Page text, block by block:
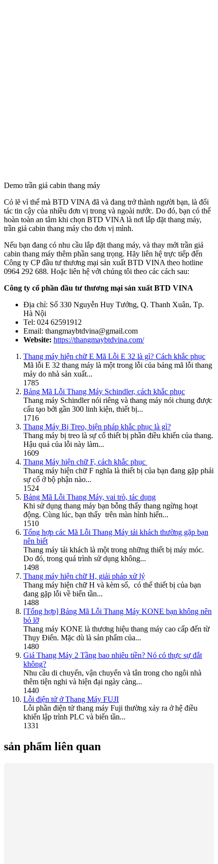
Demo trần giả cabin thang máy
Có lẽ vì thế mà BTD VINA đã và đang trở thành người bạn, là đối
tác tin cậy của nhiều đơn vị trong và ngoài nước. Do đó, bạn có thể
hoàn toàn an tâm khi chọn BTD VINA là nơi lắp đặt thang máy,
trần giả cabin thang máy cho đơn vị mình.
Nếu bạn đang có nhu cầu lắp đặt thang máy, và thay mới trần giả
cabin thang máy thêm phần sang trọng. Hãy liên hệ trực tiếp đến
Công ty CP đầu tư thương mại sản xuất BTD VINA theo hotline
0964 292 688. Hoặc liên hệ với chúng tôi theo các cách sau:
Công ty cổ phần đầu tư thương mại sản xuất BTD VINA
Địa chỉ: Số 330 Nguyễn Huy Tưởng, Q. Thanh Xuân, Tp.
Hà Nội
Tel: 024 62591912
Email: thangmaybtdvina@gmail.com
Website: https://thangmaybtdvina.com/
Thang máy hiện chữ E Mã Lỗi E 32 là gì? Cách khắc phục
Mã lỗi E 32 thang máy là một trong lỗi của bảng mã lỗi thang
máy do nhà sản xuất...
1785
Bảng Mã Lỗi Thang Máy Schindler, cách khắc phục
Thang máy Schindler nói riêng và thang máy nói chung được
cấu tạo bởi gần 300 linh kiện, thiết bị...
1716
Thang Máy Bị Treo, biện pháp khắc phục là gì?
Thang máy bị treo là sự cố thiết bị phần điều khiển của thang.
Hậu quả của lỗi này làm...
1609
Thang Máy hiện chữ F, cách khắc phục
Thang máy hiện chữ F nghĩa là thiết bị của bạn đang gặp phải
sự cố ở bộ phận nào...
1524
Bảng Mã Lỗi Thang Máy, vai trò, tác dụng
Khi sử dụng thang máy bạn bỗng thấy thang ngừng hoạt
động. Cùng lúc, bạn thấy trên màn hình hiển...
1510
Tổng hợp các Mã Lỗi Thang Máy tải khách thường gặp bạn
nên biết
Thang máy tải khách là một trong những thiết bị máy móc.
Do đó, trong quá trình sử dụng không...
1498
Thang máy hiện chữ H, giải pháp xử lý
Thang máy hiện chữ H và kèm số, có thể thiết bị của bạn
đang gặp lỗi về biến tần...
1488
[Tổng hợp] Bảng Mã Lỗi Thang Máy KONE bạn không nên
bỏ lỡ
Thang máy KONE là thương hiệu thang máy cao cấp đến từ
Thụy Điển. Mặc dù là sản phẩm của...
1480
Giá Thang Máy 2 Tầng bao nhiêu tiền? Nó có thực sự đắt
không?
Nhu cầu di chuyển, vận chuyển và tân trong cho ngôi nhà
thêm tiện nghi và hiện đại ngày càng...
1440
Lỗi điện tử ở Thang Máy FUJI
Lỗi phần điện tử thang máy Fuji thường xảy ra ở hệ điều
khiển lập trình PLC và biến tần...
1331
sản phẩm liên quan